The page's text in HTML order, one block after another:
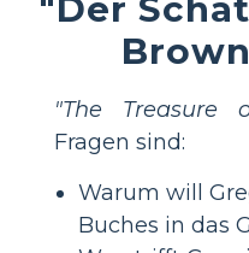
"The Treasure
Fragen sind:
Warum will
Buches in das